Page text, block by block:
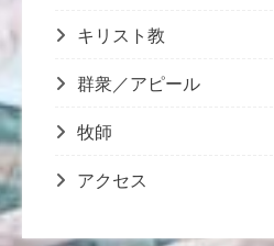
キリスト教
群衆／アピール
牧師
アクセス